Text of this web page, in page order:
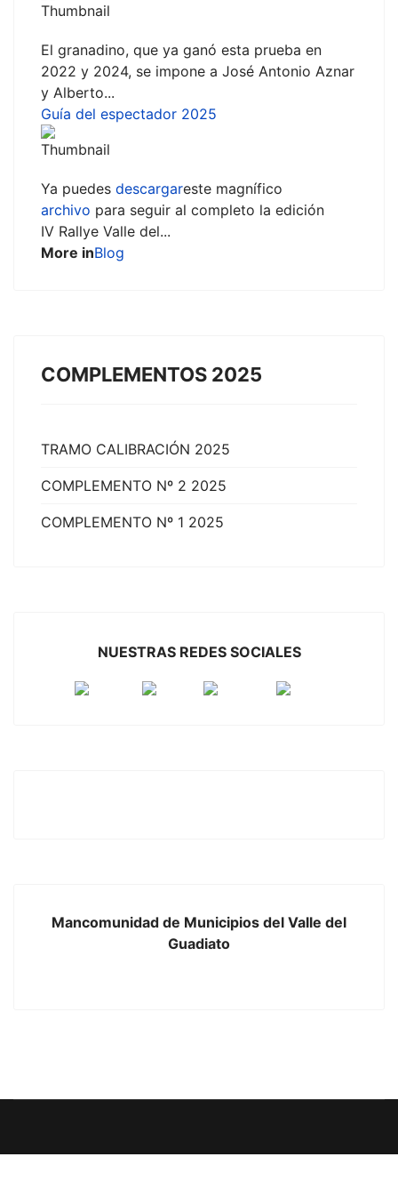
El granadino, que ya ganó esta prueba en
2022 y 2024, se impone a José Antonio Aznar
y Alberto...
Guía del espectador 2025
Ya puedes descargareste magnífico
archivo para seguir al completo la edición
IV Rallye Valle del...
More inBlog
COMPLEMENTOS 2025
TRAMO CALIBRACIÓN 2025
COMPLEMENTO Nº 2 2025
COMPLEMENTO Nº 1 2025
NUESTRAS REDES SOCIALES
Mancomunidad de Municipios del Valle del
Guadiato